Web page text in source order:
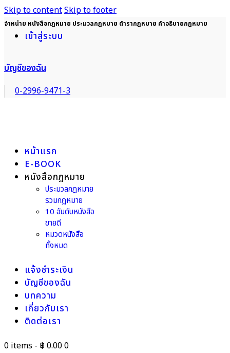
Skip to contentSkip to footer
จำหน่าย หนังสือกฎหมาย ประมวลกฎหมาย ตำรากฎหมาย คำอธิบายกฎหมาย
เข้าสู่ระบบ
บัญชีของฉัน
0-2996-9471-3
หน้าแรก
E-BOOK
หนังสือกฎหมาย
ประมวลกฎหมาย
รวมกฎหมาย
10 อันดับหนังสือ
ขายดี
หมวดหนังสือ
ทั้งหมด
แจ้งชำระเงิน
บัญชีของฉัน
บทความ
เกี่ยวกับเรา
ติดต่อเรา
0 items - ฿ 0.000